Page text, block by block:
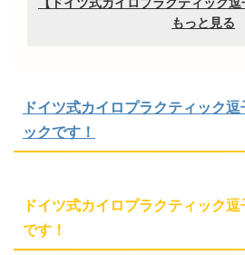
ドイツ式カイロプラクティック
ックです！
ドイツ式カイロプラクティック
です！